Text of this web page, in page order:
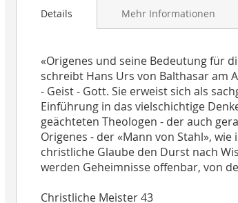
galleryDetails
«Origenes und seine Bedeutung für
schreibt Hans Urs von Balthasar am
- Geist - Gott. Sie erweist sich als
Einführung in das vielschichtige
geächteten Theologen - der auch
Origenes - der «Mann von Stahl»,
christliche Glaube den Durst nach
werden Geheimnisse offenbar, von
Christliche Meister 43
Mehr Informationen